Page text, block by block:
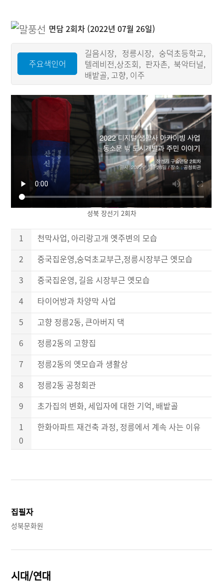
면담 2회차 (2022년 07월 26일)
주요색인어
길음시장, 정릉시장, 숭덕초등학교,
텔레비전,상조회, 판자촌, 북악터널,
배밭골, 고향, 이주
성북 장선기 2회차
1
천막사업, 아리랑고개 옛주변의 모습
2
중국집운영,숭덕초교부근,정릉시장부근 옛모습
3
중국집운영, 길음 시장부근 옛모습
4
타이어방과 차양막 사업
5
고향 정릉2동, 큰아버지 댁
6
정릉2동의 고향집
7
정릉2동의 옛모습과 생활상
8
정릉2동 공청회관
9
초가집의 변화, 세입자에 대한 기억, 배밭골
1
0
한화아파트 재건축 과정, 정릉에서 계속 사는 이유
집필자
성북문화원
시대/연대